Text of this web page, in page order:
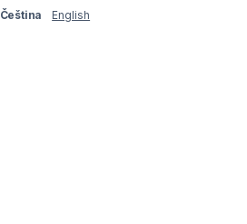
Čeština
English